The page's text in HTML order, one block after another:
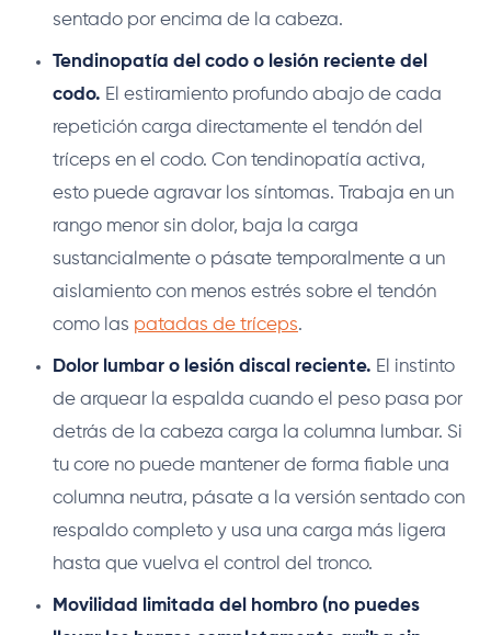
sentado por encima de la cabeza.
Tendinopatía del codo o lesión reciente del
codo. El estiramiento profundo abajo de cada
repetición carga directamente el tendón del
tríceps en el codo. Con tendinopatía activa,
esto puede agravar los síntomas. Trabaja en un
rango menor sin dolor, baja la carga
sustancialmente o pásate temporalmente a un
aislamiento con menos estrés sobre el tendón
como las patadas de tríceps.
Dolor lumbar o lesión discal reciente. El instinto
de arquear la espalda cuando el peso pasa por
detrás de la cabeza carga la columna lumbar. Si
tu core no puede mantener de forma fiable una
columna neutra, pásate a la versión sentado con
respaldo completo y usa una carga más ligera
hasta que vuelva el control del tronco.
Movilidad limitada del hombro (no puedes